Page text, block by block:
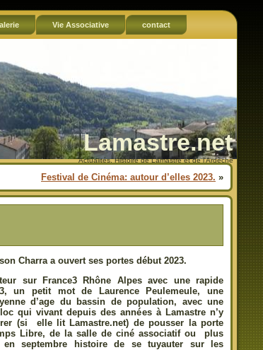
Vie Associative contact
Lamastre.net
Actualités, Histoire de Lamastre et de l'Ardèche
Festival de Cinéma: autour d’elles 2023. »
Charra a ouvert ses portes début 2023.
sur France3 Rhône Alpes avec une rapide
un petit mot de Laurence Peulemeule, une
d’age du bassin de population, avec une
qui vivant depuis des années à Lamastre n’y
(si elle lit Lamastre.net) de pousser la porte
Libre, de la salle de ciné associatif ou plus
septembre histoire de se tuyauter sur les